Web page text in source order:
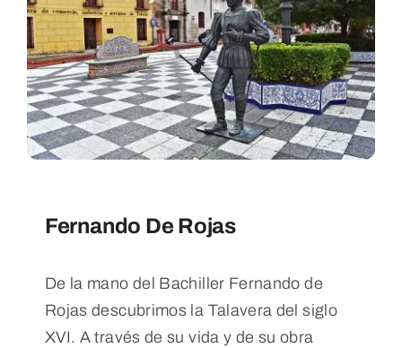
Fernando De Rojas
De la mano del Bachiller Fernando de
Rojas descubrimos la Talavera del siglo
XVI. A través de su vida y de su obra